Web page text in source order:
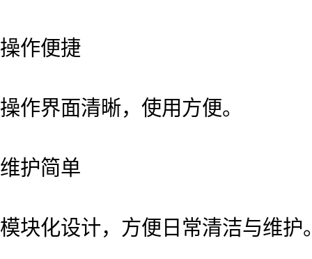
操作便捷
操作界面清晰，使用方便。
维护简单
模块化设计，方便日常清洁与维